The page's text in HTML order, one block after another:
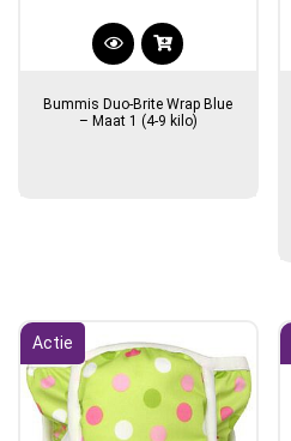
Bummis Duo-Brite Wrap Blue
– Maat 1 (4-9 kilo)
Actie